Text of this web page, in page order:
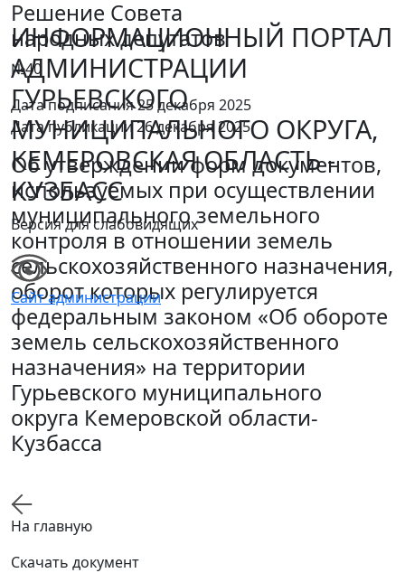
ИНФОРМАЦИОННЫЙ ПОРТАЛ
АДМИНИСТРАЦИИ
ГУРЬЕВСКОГО
МУНИЦИПАЛЬНОГО ОКРУГА,
КЕМЕРОВСКАЯ ОБЛАСТЬ -
КУЗБАСС
Версия для слабовидящих
Сайт администрации
Решение Совета
народных депутатов
№40
Дата подписания 25 декабря 2025
Дата публикации 26 декабря 2025
Об утверждении форм документов,
используемых при осуществлении
муниципального земельного
контроля в отношении земель
сельскохозяйственного назначения,
оборот которых регулируется
федеральным законом «Об обороте
земель сельскохозяйственного
назначения» на территории
Гурьевского муниципального
округа Кемеровской области-
Кузбасса
На главную
Скачать документ